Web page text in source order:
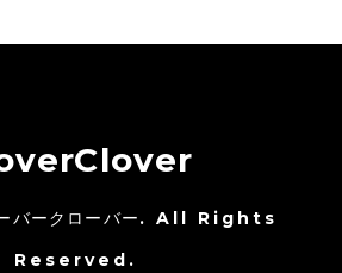
バークローバー. All Rights
Reserved.